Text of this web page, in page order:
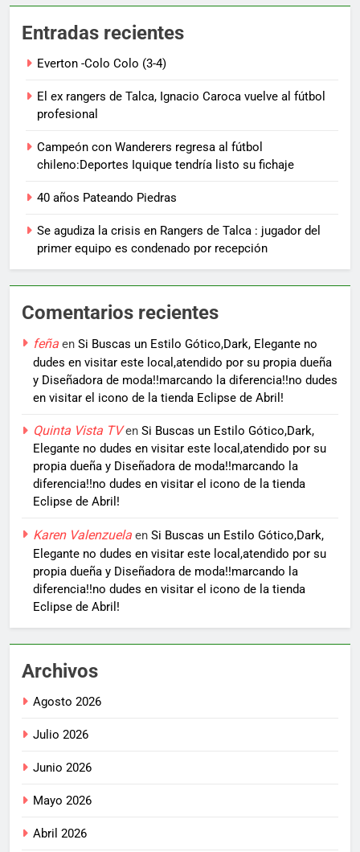
Entradas recientes
Everton -Colo Colo (3-4)
El ex rangers de Talca, Ignacio Caroca vuelve al fútbol
profesional
Campeón con Wanderers regresa al fútbol
chileno:Deportes Iquique tendría listo su fichaje
40 años Pateando Piedras
Se agudiza la crisis en Rangers de Talca : jugador del
primer equipo es condenado por recepción
Comentarios recientes
feña en Si Buscas un Estilo Gótico,Dark, Elegante no
dudes en visitar este local,atendido por su propia dueña
y Diseñadora de moda!!marcando la diferencia!!no dudes
en visitar el icono de la tienda Eclipse de Abril!
Quinta Vista TVen Si Buscas un Estilo Gótico,Dark,
Elegante no dudes en visitar este local,atendido por su
propia dueña y Diseñadora de moda!!marcando la
diferencia!!no dudes en visitar el icono de la tienda
Eclipse de Abril!
Karen Valenzuela en Si Buscas un Estilo Gótico,Dark,
Elegante no dudes en visitar este local,atendido por su
propia dueña y Diseñadora de moda!!marcando la
diferencia!!no dudes en visitar el icono de la tienda
Eclipse de Abril!
Archivos
Agosto 2026
Julio 2026
Junio 2026
Mayo 2026
Abril 2026